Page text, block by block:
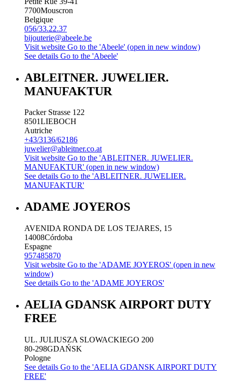
7700Mouscron
Belgique
056/33.22.37
bijouterie@abeele.be
Visit website Go to the 'Abeele' (open in new window)
See details Go to the 'Abeele'
ABLEITNER. JUWELIER.
MANUFAKTUR
Packer Strasse 122
8501LIEBOCH
Autriche
+43/3136/62186
juwelier@ableitner.co.at
Visit website Go to the 'ABLEITNER. JUWELIER.
MANUFAKTUR' (open in new window)
See details Go to the 'ABLEITNER. JUWELIER.
MANUFAKTUR'
ADAME JOYEROS
AVENIDA RONDA DE LOS TEJARES, 15
14008Córdoba
Espagne
957485870
Visit website Go to the 'ADAME JOYEROS' (open in new
window)
See details Go to the 'ADAME JOYEROS'
AELIA GDANSK AIRPORT DUTY
FREE
UL. JULIUSZA SLOWACKIEGO 200
80-298GDAŃSK
Pologne
See details Go to the 'AELIA GDANSK AIRPORT DUTY
FREE'